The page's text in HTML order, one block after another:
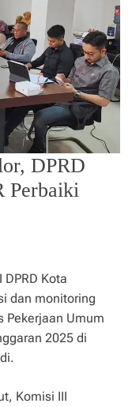
DPRD
Perbaiki
Kota
dan monitoring
Pekerjaan Umum
2025 di
Komisi III